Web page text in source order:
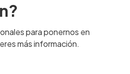
para ponernos en
más información.